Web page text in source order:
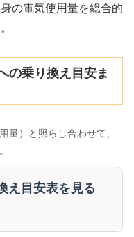
の電気使用量を総合的
の乗り換え目安ま
量）と照らし合わせて、
え目安表を見る